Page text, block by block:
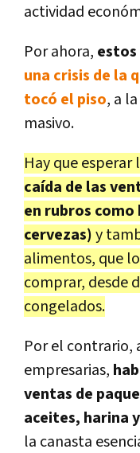
actividad
Por ahora, estos
una crisis de la
tocó el piso, a
masivo.
Hay que
caída de las
en rubros como
cervezas)y
alimentos, que
comprar, desde
congelados.
Por el contrario,
empresarias,
ventas de
aceites, harina
la canasta